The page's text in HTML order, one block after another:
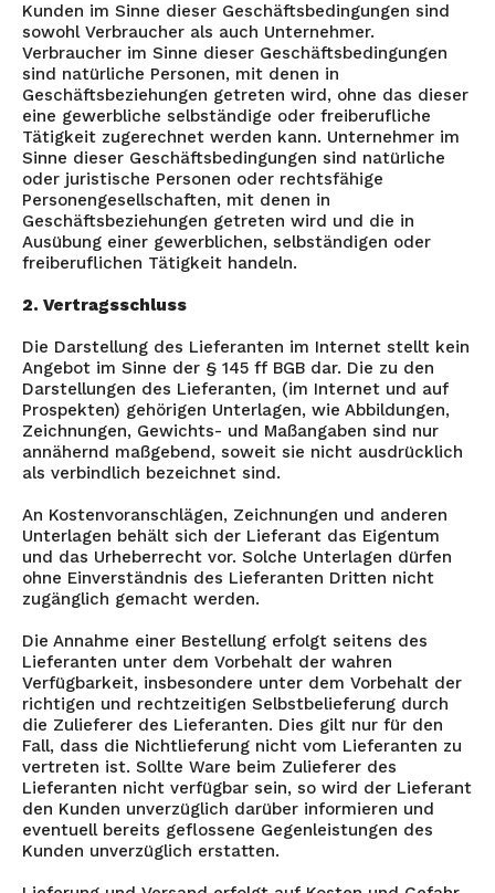
Kunden im Sinne dieser Geschäftsbedingungen sind
sowohl Verbraucher als auch Unternehmer.
Verbraucher im Sinne dieser Geschäftsbedingungen
sind natürliche Personen, mit denen in
Geschäftsbeziehungen getreten wird, ohne das dieser
eine gewerbliche selbständige oder freiberufliche
Tätigkeit zugerechnet werden kann. Unternehmer im
Sinne dieser Geschäftsbedingungen sind natürliche
oder juristische Personen oder rechtsfähige
Personengesellschaften, mit denen in
Geschäftsbeziehungen getreten wird und die in
Ausübung einer gewerblichen, selbständigen oder
freiberuflichen Tätigkeit handeln.
2. Vertragsschluss
Die Darstellung des Lieferanten im Internet stellt kein
Angebot im Sinne der § 145 ff BGB dar. Die zu den
Darstellungen des Lieferanten, (im Internet und auf
Prospekten) gehörigen Unterlagen, wie Abbildungen,
Zeichnungen, Gewichts- und Maßangaben sind nur
annähernd maßgebend, soweit sie nicht ausdrücklich
als verbindlich bezeichnet sind.
An Kostenvoranschlägen, Zeichnungen und anderen
Unterlagen behält sich der Lieferant das Eigentum
und das Urheberrecht vor. Solche Unterlagen dürfen
ohne Einverständnis des Lieferanten Dritten nicht
zugänglich gemacht werden.
Die Annahme einer Bestellung erfolgt seitens des
Lieferanten unter dem Vorbehalt der wahren
Verfügbarkeit, insbesondere unter dem Vorbehalt der
richtigen und rechtzeitigen Selbstbelieferung durch
die Zulieferer des Lieferanten. Dies gilt nur für den
Fall, dass die Nichtlieferung nicht vom Lieferanten zu
vertreten ist. Sollte Ware beim Zulieferer des
Lieferanten nicht verfügbar sein, so wird der Lieferant
den Kunden unverzüglich darüber informieren und
eventuell bereits geflossene Gegenleistungen des
Kunden unverzüglich erstatten.